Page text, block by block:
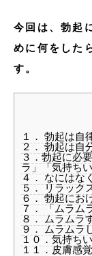
今回は、勃起
めに何をした
す。
１． 勃起は自
２． 勃起は自
３．勃起に必
ラ」「気持ち
４． なにはな
５． リラック
６． 勃起にお
７． 「ムラム
８． ムラムラ
９． ムラムラ
１０．気持ち
１１．皮膚感